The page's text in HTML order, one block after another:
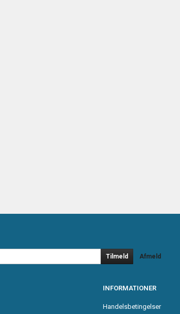
Tilmeld Afmeld
INFORMATIONER
Handelsbetingelser